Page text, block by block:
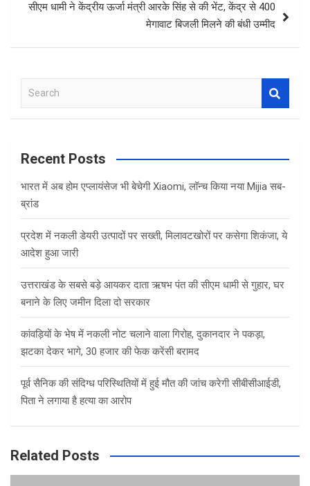
सीएम धामी ने केंद्रीय ऊर्जा मंत्री आरके सिंह से की भेंट, केंद्र से 400
मेगावाट बिजली मिलने की बंधी उम्मीद
a
c
Recent Posts
भारत में अब होम एप्लायंसेज भी बेचेगी Xiaomi, लॉन्च किया नया Mijia सब-
ब्रांड
प्रदेश में नकली डेयरी उत्पादों पर सख्ती, मिलावटखोरों पर कसेगा शिकंजा, ये
आदेश हुआ जारी
उत्तराखंड के सबसे बड़े आयकर दाता ऋषभ पंत की सीएम धामी से गुहार, घर
बनाने के लिए जमीन दिला दो सरकार
कांवड़ियों के भेष में नकली नोट चलाने वाला गिरोह, दुकानदार ने पकड़ा,
झटका देकर भागे, 30 हजार की फेक करेंसी बरामद
पूर्व सैनिक की संदिग्ध परिस्थितियों में हुई मौत की जांच करेगी सीबीसीआईडी,
पिता ने लगाया है हत्या का आरोप
Related Posts